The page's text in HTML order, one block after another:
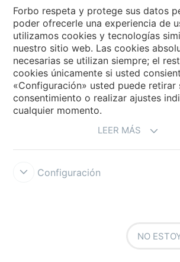
Forbo Flooring Systems
Forbo Movement Systems
Selecciona un país
Condiciones de uso
Forbo respeta y protege sus datos
poder ofrecerle una experiencia de
utilizamos cookies y tecnologías
nuestro sitio web. Las cookies
necesarias se utilizan siempre; el
cookies únicamente si usted
«Configuración» usted puede retirar
consentimiento o realizar ajustes
cualquier momento.
LEER MÁS
Configuración
NO